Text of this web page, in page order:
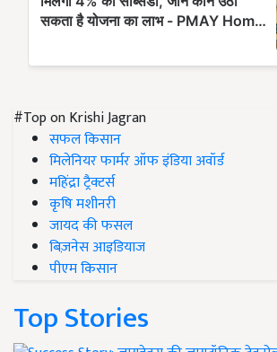
#Top on Krishi Jagran
सफल किसान
मिलेनियर फार्मर ऑफ इंडिया अवॉर्ड
महिंद्रा ट्रैक्टर्स
कृषि मशीनरी
जायद की फसल
बिज़नेस आइडियाज
पीएम किसान
Top Stories